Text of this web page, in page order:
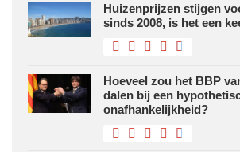
Huizenprijzen stijgen
sinds 2008, is het een
Hoeveel zou het BBP
dalen bij een
onafhankelijkheid?